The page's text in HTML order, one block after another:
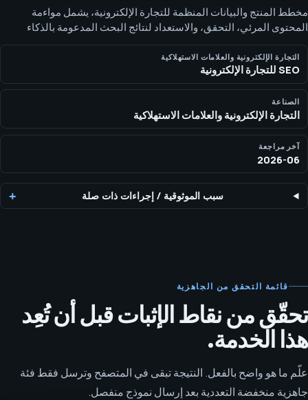
مخطط المنتج والبيانات المنظمة للتجارة الإلكترونية، يشمل مواءمة
المحتوى المرئي، التحقق، والاستعداد لنتائج البحث المدعومة بالذكاء
الاصطناعي. يساعد مخطط المنتج أنظمة البحث على فهم حقائق المنتج
عندما يكون الوسم دقيقاً، مرئياً، مُتحقَّقاً ومُداراً.
التجارة الإلكترونية والعلامات الاستهلاكية
SEO للتجارة الإلكترونية
الصناعة
التجارة الإلكترونية والعلامات الاستهلاكية
آخر مراجعة
2026-06
سبب الموثوقية /إجراءات ذات صلة
قائمة التحقق من الجاهزية
تحقّق من نقاط الإثبات قبل أن تُعِد
هذا الخدمة.
علّم ما هو واضح بالفعل. النتيجة تبقى في المتصفح وترسل فقط فئة
جاهزية منخفضة التعددية بعد إرسال نموذج منفصل.